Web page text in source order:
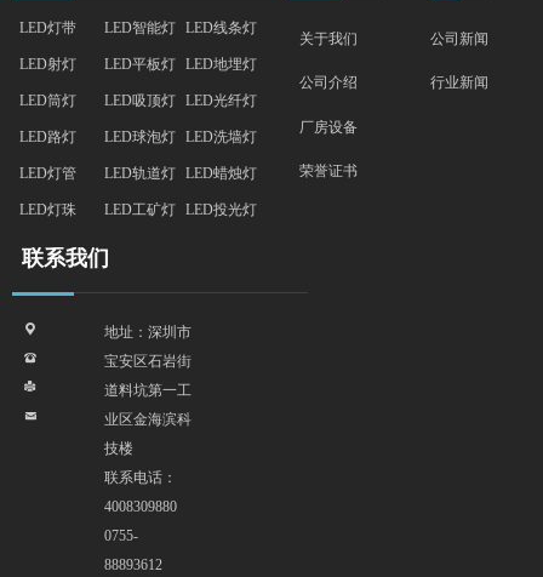
LED灯带
LED射灯
LED筒灯
LED路灯
LED灯管
LED灯珠
LED线条灯
LED地埋灯
LED光纤灯
LED洗墙灯
LED蜡烛灯
LED投光灯
LED智能灯
LED平板灯
LED吸顶灯
LED球泡灯
LED轨道灯
LED工矿灯
关于我们
公司介绍
厂房设备
荣誉证书
公司新闻
行业新闻
联系我们
地址：深圳市
宝安区石岩街
道料坑第一工
业区金海滨科
技楼
联系电话：
4008309880
0755-
88893612
끇
뀰
넔
낂